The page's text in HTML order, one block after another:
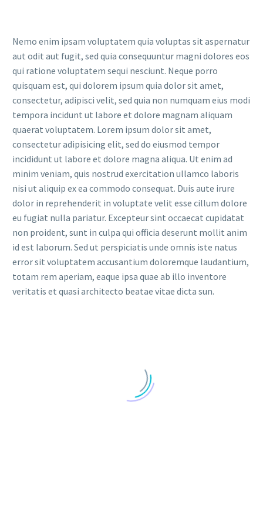
Nemo enim ipsam voluptatem quia voluptas sit aspernatur
aut odit aut fugit, sed quia consequuntur magni dolores eos
qui ratione voluptatem sequi nesciunt. Neque porro
quisquam est, qui dolorem ipsum quia dolor sit amet,
consectetur, adipisci velit, sed quia non numquam eius modi
tempora incidunt ut labore et dolore magnam aliquam
quaerat voluptatem. Lorem ipsum dolor sit amet,
consectetur adipisicing elit, sed do eiusmod tempor
incididunt ut labore et dolore magna aliqua. Ut enim ad
minim veniam, quis nostrud exercitation ullamco laboris
nisi ut aliquip ex ea commodo consequat. Duis aute irure
dolor in reprehenderit in voluptate velit esse cillum dolore
eu fugiat nulla pariatur. Excepteur sint occaecat cupidatat
non proident, sunt in culpa qui officia deserunt mollit anim
id est laborum. Sed ut perspiciatis unde omnis iste natus
error sit voluptatem accusantium doloremque laudantium,
totam rem aperiam, eaque ipsa quae ab illo inventore
veritatis et quasi architecto beatae vitae dicta sun.